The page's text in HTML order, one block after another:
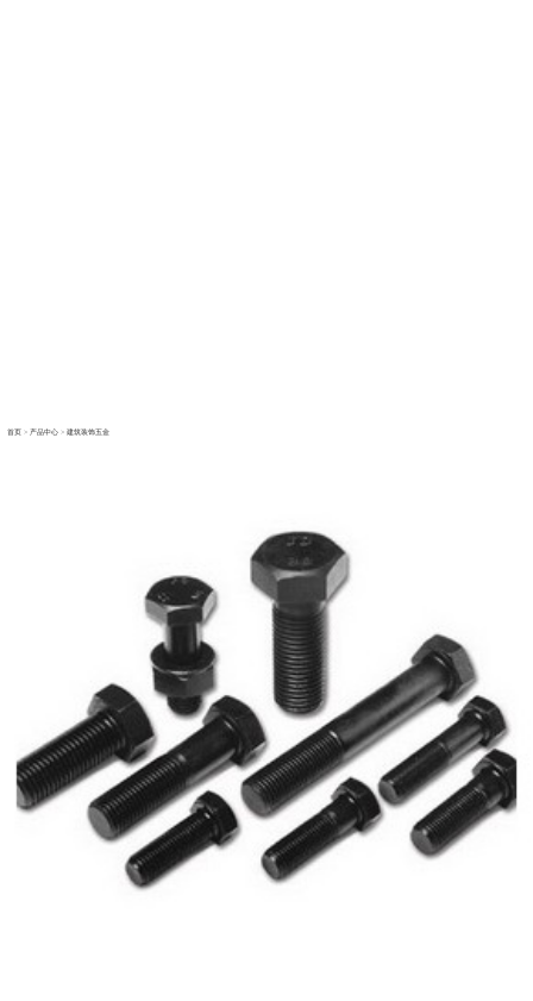
首页 > 产品中心 > 建筑装饰五金